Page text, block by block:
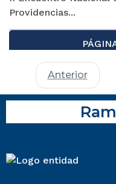
Providencias...
Anterior